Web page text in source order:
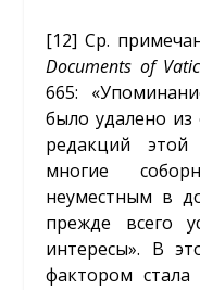
[12] Ср.
Documents of
665:
было удалено
редакций
многие
неуместным в
прежде всего
интересы». В
фактором